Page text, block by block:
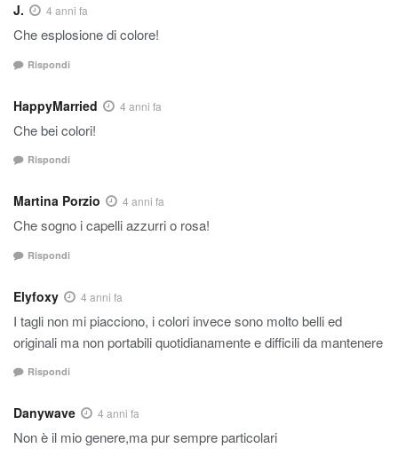
J. 4 anni fa
Che esplosione di colore!
Rispondi
HappyMarried 4 anni fa
Che bei colori!
Rispondi
Martina Porzio 4 anni fa
Che sogno i capelli azzurri o rosa!
Rispondi
Elyfoxy 4 anni fa
I tagli non mi piacciono, i colori invece sono molto belli ed
originali ma non portabili quotidianamente e difficili da mantenere
Rispondi
Danywave 4 anni fa
Non è il mio genere,ma pur sempre particolari